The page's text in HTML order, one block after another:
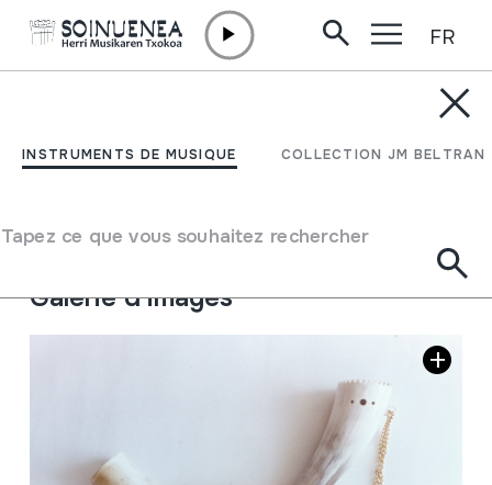
INSTRUMENTS DE MUSIQUE COLLECTION JM BELTRAN
Tapez ce que vous souhaitez rechercher
FR
Alboka
Type d'instrument de musique
Aérophones
Simple battante (clarinette)
Galerie d'images